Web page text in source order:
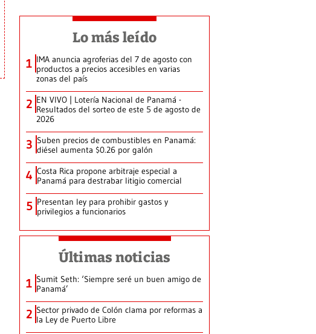
Lo más leído
1 IMA anuncia agroferias del 7 de agosto con
productos a precios accesibles en varias
zonas del país
2 EN VIVO | Lotería Nacional de Panamá -
Resultados del sorteo de este 5 de agosto de
2026
3 Suben precios de combustibles en Panamá:
diésel aumenta $0.26 por galón
4 Costa Rica propone arbitraje especial a
Panamá para destrabar litigio comercial
5 Presentan ley para prohibir gastos y
privilegios a funcionarios
Últimas noticias
1 Sumit Seth: ‘Siempre seré un buen amigo de
Panamá’
2 Sector privado de Colón clama por reformas a
la Ley de Puerto Libre